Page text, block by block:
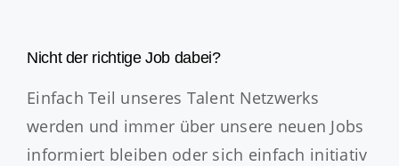
Nicht der richtige Job dabei?
Einfach Teil unseres Talent Netzwerks
werden und immer über unsere neuen Jobs
informiert bleiben oder sich einfach initiativ